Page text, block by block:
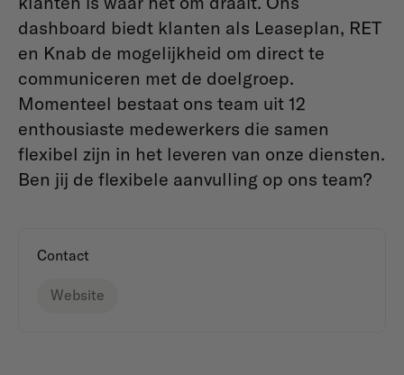
dashboard biedt klanten als Leaseplan, RET
en Knab de mogelijkheid om direct te
communiceren met de doelgroep.
Momenteel bestaat ons team uit 12
enthousiaste medewerkers die samen
flexibel zijn in het leveren van onze diensten.
Ben jij de flexibele aanvulling op ons team?
Contact
Website